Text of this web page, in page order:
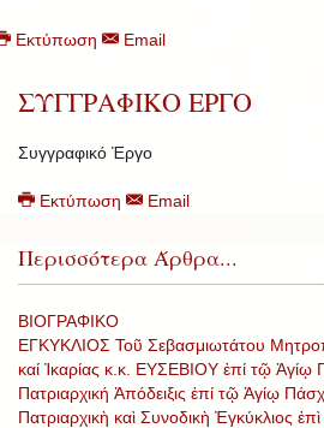
Εκτύπωση Email
ΣΥΓΓΡΑΦΙΚΟ ΕΡΓΟ
Συγγραφικό Έργο
Εκτύπωση Email
Περισσότερα Άρθρα...
ΒΙΟΓΡΑΦΙΚΟ
ΕΓΚΥΚΛΙΟΣ Τοῦ Σεβασμιωτάτου
καί Ἰκαρίας κ.κ. ΕΥΣΕΒΙΟΥ ἐπί τῷ
Πατριαρχική Ἀπόδειξις ἐπί τῷ Ἁγίῳ
Πατριαρχικὴ καὶ Συνοδικὴ Ἐγκύκλιος